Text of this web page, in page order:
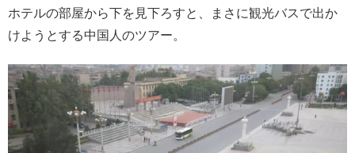
ホテルの部屋から下を見下ろすと、まさに観光バスで出か
けようとする中国人のツアー。